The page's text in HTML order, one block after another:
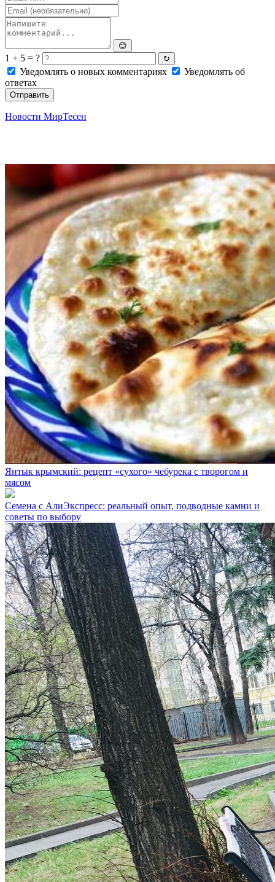
😊
1 + 5 = ? ↻
Уведомлять о новых комментариях
Уведомлять об
ответах
Отправить
Новости МирТесен
Янтык крымский: рецепт «сухого» чебурека с творогом и
мясом
Семена с АлиЭкспресс: реальный опыт, подводные камни и
советы по выбору